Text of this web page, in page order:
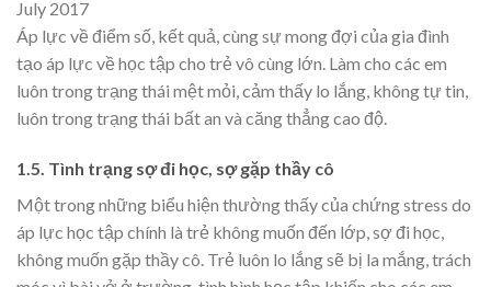
July 2017
Áp lực về điểm số, kết quả, cùng sự mong đợi của gia đình
tạo áp lực về học tập cho trẻ vô cùng lớn. Làm cho các em
luôn trong trạng thái mệt mỏi, cảm thấy lo lắng, không tự tin,
luôn trong trạng thái bất an và căng thẳng cao độ.
1.5. Tình trạng sợ đi học, sợ gặp thầy cô
Một trong những biểu hiện thường thấy của chứng stress do
áp lực học tập chính là trẻ không muốn đến lớp, sợ đi học,
không muốn gặp thầy cô. Trẻ luôn lo lắng sẽ bị la mắng, trách